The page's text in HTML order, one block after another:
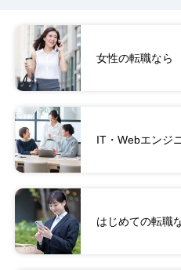
女性の転職なら
IT・Webエンジ
はじめての転職